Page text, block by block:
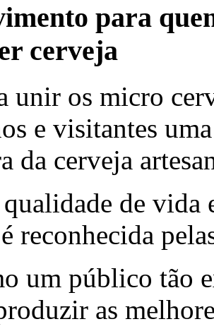
para
cerveja
unir os micro
e visitantes
da cerveja
de vida
reconhecida
um público tão
as